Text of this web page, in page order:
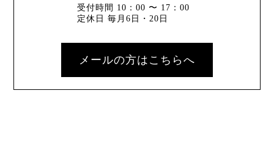
受付時間 10：00 〜 17：00
定休日 毎月6日・20日
メールの方はこちらへ